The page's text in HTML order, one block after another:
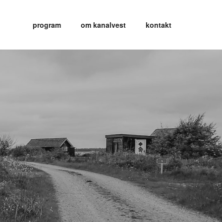
program om kanalvest kontakt